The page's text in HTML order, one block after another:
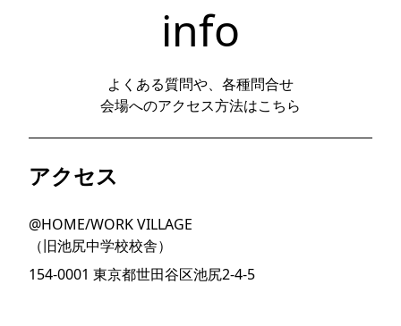
info
よくある質問や、各種問合せ
会場へのアクセス方法はこちら
アクセス
@HOME/WORK VILLAGE
（旧池尻中学校校舎）
154-0001 東京都世田谷区池尻2-4-5